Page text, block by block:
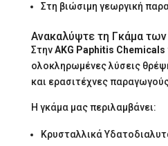
Στη βιώσιμη γεωργική
Ανακαλύψτε τη Γκάμα
ΣτηνAKG Paphitis Chemicals
ολοκληρωμένες λύσεις
και ερασιτέχνες
Η γκάμα μας περιλαμβάνει:
Κρυσταλλικά